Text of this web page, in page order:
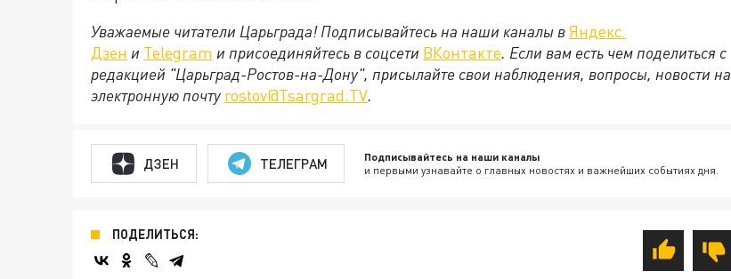
Уважаемые читатели Царьграда! Подписывайтесь на наши каналы вЯндекс.
Дзен и Telegram и присоединяйтесь в соцсети ВКонтакте. Если вам есть чем поделиться с
редакцией "Царьград-Ростов-на-Дону", присылайте свои наблюдения, вопросы, новости на
электронную почту rostov@Tsargrad.ТV.
ДЗЕН ТЕЛЕГРАМ Подписывайтесь на наши каналы
и первыми узнавайте о главных новостях и важнейших событиях дня.
ПОДЕЛИТЬСЯ: